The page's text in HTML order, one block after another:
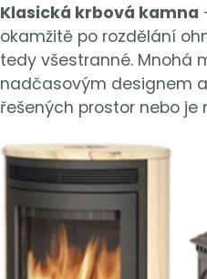
Klasická krbová kamna
okamžitě po rozdělání
tedy všestranné. Mnohá
nadčasovým designem
řešených prostor nebo